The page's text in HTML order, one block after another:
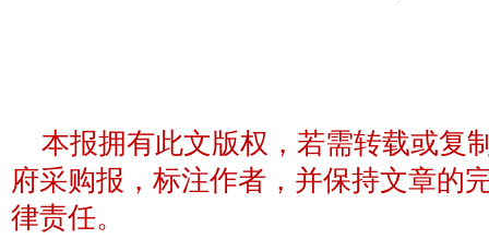
本报拥有此文版权，若需转载或复
府采购报，标注作者，并保持文章的
律责任。